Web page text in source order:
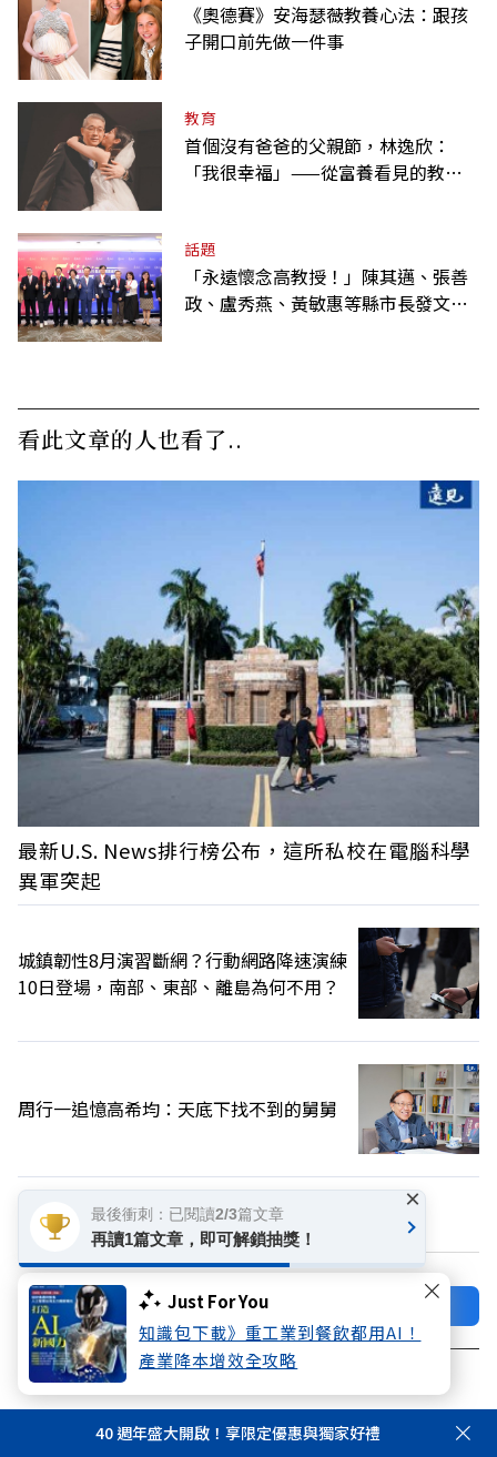
Just For You
知識包下載》重工業到餐飲都用AI！
產業降本增效全攻略
《奧德賽》安海瑟薇教養心法：跟孩
子開口前先做一件事
教育
首個沒有爸爸的父親節，林逸欣：
「我很幸福」——從富養看見的教養
話題
「永遠懷念高教授！」陳其邁、張善
政、盧秀燕、黃敏惠等縣市長發文弔
看此文章的人也看了..
最新U.S. News排行榜公布，這所私校在電腦科學
異軍突起
城鎮韌性8月演習斷網？行動網路降速演練
10日登場，南部、東部、離島為何不用？
周行一追憶高希均：天底下找不到的舅舅
換個主題看看
加好友
登入網站會員
享受更多個人化的會員服務
40 週年盛大開啟！享限定優惠與獨家好禮
最後衝刺：已閱讀2/3篇文章
再讀1篇文章，即可解鎖抽獎！
×